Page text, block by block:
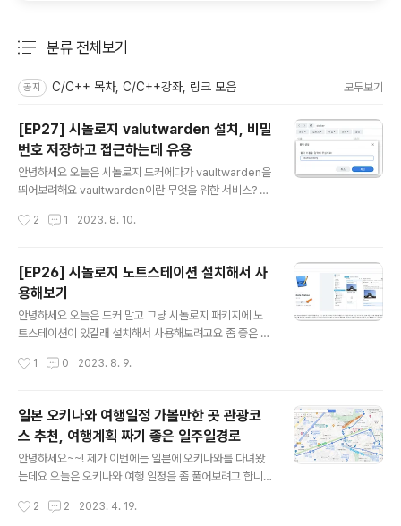
분류 전체보기
공지 C/C++ 목차, C/C++강좌, 링크 모음 모두보기
[EP27] 시놀로지 valutwarden 설치, 비밀
번호 저장하고 접근하는데 유용
안녕하세요 오늘은 시놀로지 도커에다가 vaultwarden을
띄어보려해요 vaultwarden이란 무엇을 위한 서비스? 이
에 설명이 잘 나와있는것 같아서 가져왔어요 ㅋㅋ 시놀로
다. 나중에 볼륨설정 할때 여기에 연동하려구.. 도커 패키지
에 들어가서 레지시트리에서 vaultwarden을 검색해서
다운로드 받아줍시다. 혹 vaultwarden 곤련하여 도커허
브 상세설명 필요하신 분은 아래 페이지 살펴보면 좋을거
rden/server/ 저는 저기 Passwo..
2 1 2023. 8. 10.
[EP26] 시놀로지 노트스테이션 설치해서 사
용해보기
안녕하세요 오늘은 도커 말고 그냥 시놀로지 패키지에 노
트스테이션이 있길래 설치해서 사용해보려고요 좀 좋은 노
ㅠㅠ 시놀로지 갖다놓기 전까진 노션을 공유해서 사용하고
튼! 패키지 가서 설치해봅시다. 노트 스테이션 설치 및 사용
해보기 패키지 가서 Note Station을 선택해서 설치해주
세요 설치만 하면 끝.. 설치하니까 요런 알람이 뜨네요 크롬
확장프로그램을 통해서 웹사이트를 클리핑할수있나봐요
설치한 노트스테이션을 열어봤습니다 기본 화면은 이렇게
TE 노트스테이션은 휴대폰 어플리케이션으로도 지원이 됩
1 0 2023. 8. 9.
일본 오키나와 여행일정 가볼만한 곳 관광코
스 추천, 여행계획 짜기 좋은 일주일경로
안녕하세요~~! 제가 이번에는 일본에 오키나와를 다녀왔
는데요 오늘은 오키나와 여행 일정을 좀 풀어보려고 합니
~3 day 나하시 후쿠슈마, 국제거리, 뉴파라다이스 거리,
2 2 2023. 4. 19.